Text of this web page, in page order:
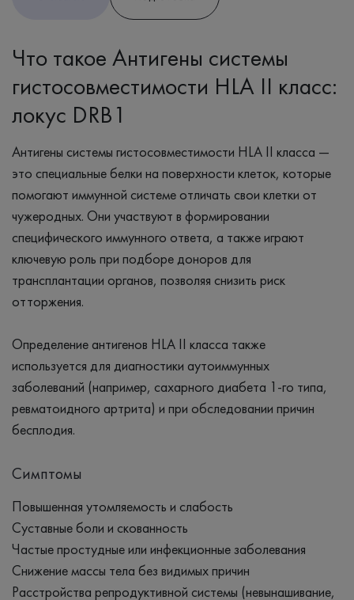
Что такое Антигены системы
гистосовместимости HLA II класс:
локус DRB1
Антигены системы гистосовместимости HLA II класса —
это специальные белки на поверхности клеток, которые
помогают иммунной системе отличать свои клетки от
чужеродных. Они участвуют в формировании
специфического иммунного ответа, а также играют
ключевую роль при подборе доноров для
трансплантации органов, позволяя снизить риск
отторжения.
Определение антигенов HLA II класса также
используется для диагностики аутоиммунных
заболеваний (например, сахарного диабета 1-го типа,
ревматоидного артрита) и при обследовании причин
бесплодия.
Симптомы
Повышенная утомляемость и слабость
Суставные боли и скованность
Частые простудные или инфекционные заболевания
Снижение массы тела без видимых причин
Расстройства репродуктивной системы (невынашивание,